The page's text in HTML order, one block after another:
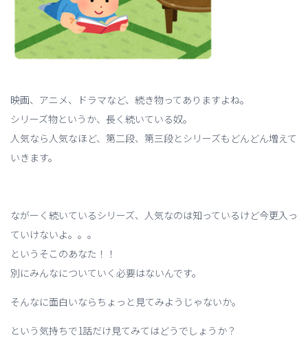
映画、アニメ、ドラマなど、続き物ってありますよね。
シリーズ物というか、長く続いている奴。
人気なら人気なほど、第二段、第三段とシリーズもどんどん増えて
いきます。
ながーく続いているシリーズ、人気なのは知っているけど今更入っ
ていけないよ。。。
というそこのあなた！！
別にみんなについていく必要はないんです。
そんなに面白いならちょっと見てみようじゃないか。
という気持ちで1話だけ見てみてはどうでしょうか？